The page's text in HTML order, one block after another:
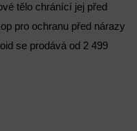
tělo chránící jej před
pro ochranu před nárazy
se prodává od 2 499